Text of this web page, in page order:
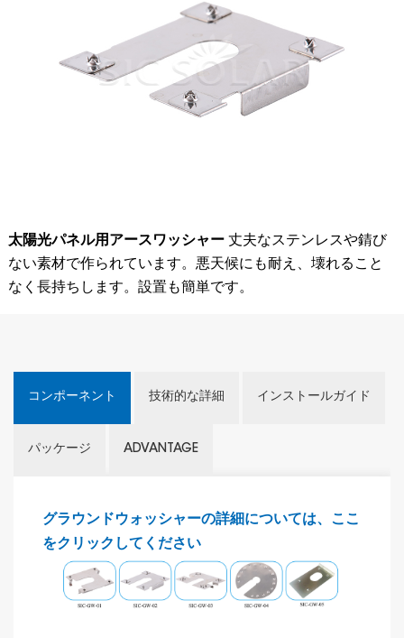
太陽光パネル用アースワッシャー丈夫なステンレスや錆び
ない素材で作られています。悪天候にも耐え、壊れること
なく長持ちします。設置も簡単です。
コンポーネント 技術的な詳細 インストールガイド
パッケージ ADVANTAGE
グラウンドウォッシャーの詳細については、ここ
をクリックしてください